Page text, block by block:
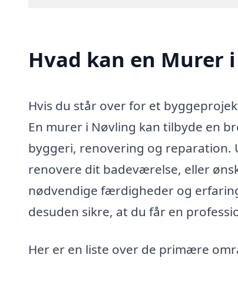
Hvad kan en Murer
Hvis du står over for et
En murer i Nøvling kan tilbyde en
byggeri, renovering og reparation.
renovere dit badeværelse, eller
nødvendige færdigheder og
desuden sikre, at du får en
Her er en liste over de primære